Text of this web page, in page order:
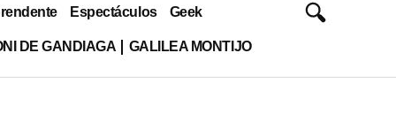
Espectáculos Geek
DE GANDIAGA GALILEA MONTIJO